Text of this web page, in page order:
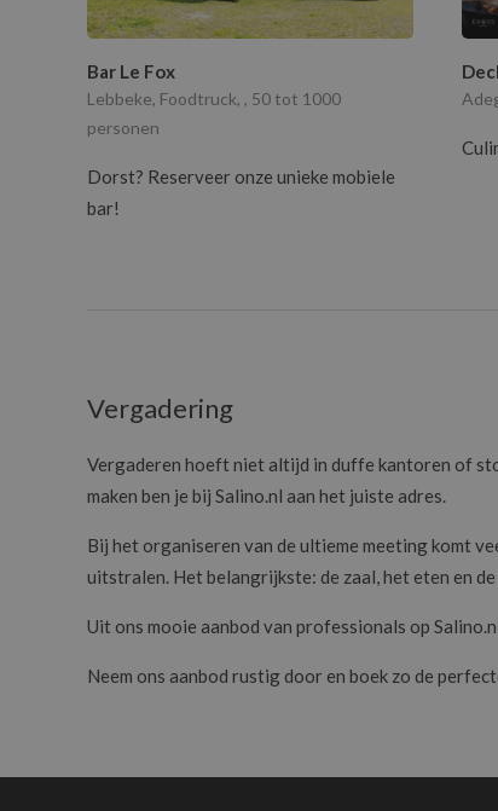
Bar Le Fox
Lebbeke, Foodtruck, , 50 tot 1000
personen
Dorst? Reserveer onze unieke mobiele
bar!
Vergadering
Vergaderen hoeft niet altijd in duffe kantoren of
maken ben je bij Salino.nl aan het juiste adres.
Bij het organiseren van de ultieme meeting komt
uitstralen. Het belangrijkste: de zaal, het eten en
Uit ons mooie aanbod van professionals op
Neem ons aanbod rustig door en boek zo de